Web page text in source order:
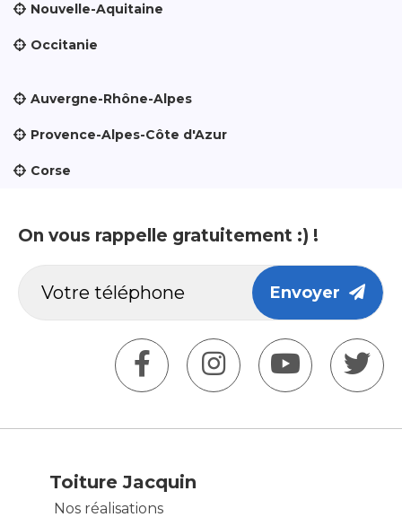
Nouvelle-Aquitaine
Occitanie
Auvergne-Rhône-Alpes
Provence-Alpes-Côte d'Azur
Corse
On vous rappelle gratuitement :) !
Envoyer
Toiture Jacquin
Nos réalisations